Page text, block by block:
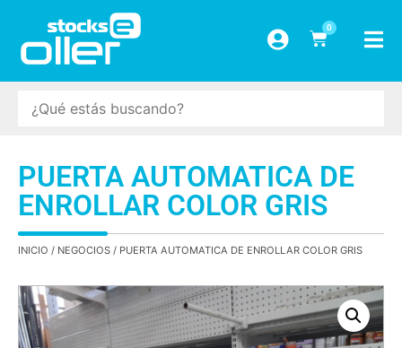
0
PUERTA AUTOMATICA DE
ENROLLAR COLOR GRIS
INICIO / NEGOCIOS / PUERTA AUTOMATICA DE ENROLLAR COLOR GRIS